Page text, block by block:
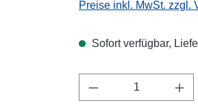
Preise inkl. MwSt. zzgl.
Sofort verfügbar,
Produkt